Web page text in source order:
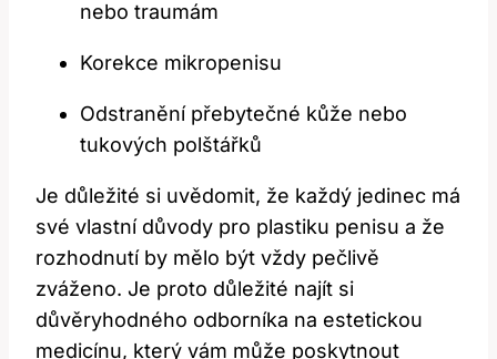
nebo traumám
Korekce mikropenisu
Odstranění přebytečné kůže nebo
tukových polštářků
Je⁣ důležité‌ si uvědomit, že každý⁤ jedinec má
své‍ vlastní důvody pro ​plastiku penisu ⁣a že ​
rozhodnutí by mělo být vždy ​pečlivě
zváženo. Je proto‌ důležité najít si
důvěryhodného odborníka na estetickou
medicínu, který‍ vám může poskytnout